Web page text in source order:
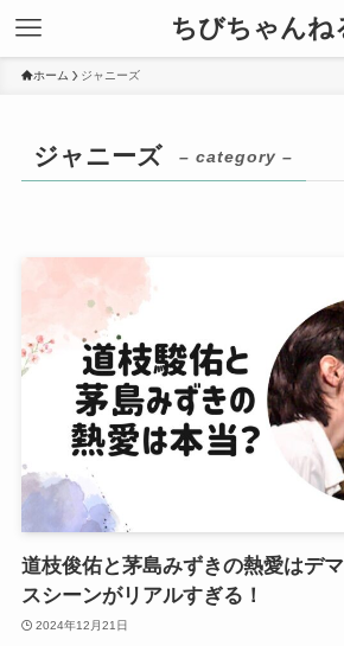
ちびちゃんね
ホーム ジャニーズ
ジャニーズ – category –
道枝俊佑と茅島みずきの熱愛はデ
スシーンがリアルすぎる！
2024年12月21日